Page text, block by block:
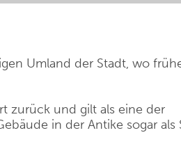
Umland der Stadt, wo
zurück und gilt als eine der
in der Antike sogar als